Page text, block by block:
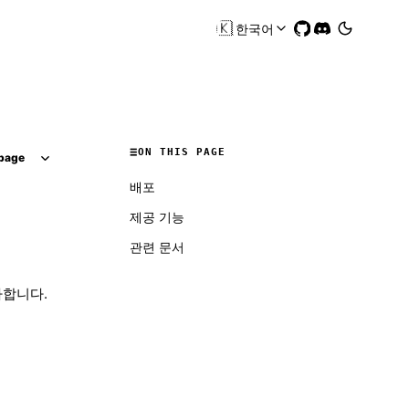
🇰🇷한국어
니다.
ON THIS PAGE
배포
제공 기능
관련 문서